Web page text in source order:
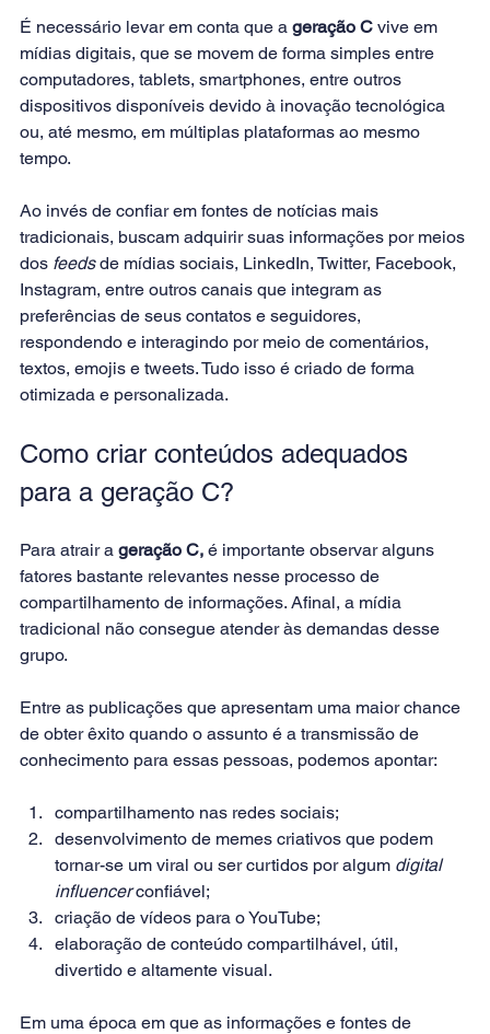
É necessário levar em conta que a geração C vive em
mídias digitais, que se movem de forma simples entre
computadores, tablets, smartphones, entre outros
dispositivos disponíveis devido à inovação tecnológica
ou, até mesmo, em múltiplas plataformas ao mesmo
tempo.
Ao invés de confiar em fontes de notícias mais
tradicionais, buscam adquirir suas informações por meios
dos feeds de mídias sociais, LinkedIn, Twitter, Facebook,
Instagram, entre outros canais que integram as
preferências de seus contatos e seguidores,
respondendo e interagindo por meio de comentários,
textos, emojis e tweets. Tudo isso é criado de forma
otimizada e personalizada.
Como criar conteúdos adequados
para a geração C?
Para atrair a geração C, é importante observar alguns
fatores bastante relevantes nesse processo de
compartilhamento de informações. Afinal, a mídia
tradicional não consegue atender às demandas desse
grupo.
Entre as publicações que apresentam uma maior chance
de obter êxito quando o assunto é a transmissão de
conhecimento para essas pessoas, podemos apontar:
compartilhamento nas redes sociais;
desenvolvimento de memes criativos que podem
tornar-se um viral ou ser curtidos por algum digital
influencer confiável;
criação de vídeos para o YouTube;
elaboração de conteúdo compartilhável, útil,
divertido e altamente visual.
Em uma época em que as informações e fontes de